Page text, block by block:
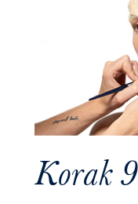
Korak 9